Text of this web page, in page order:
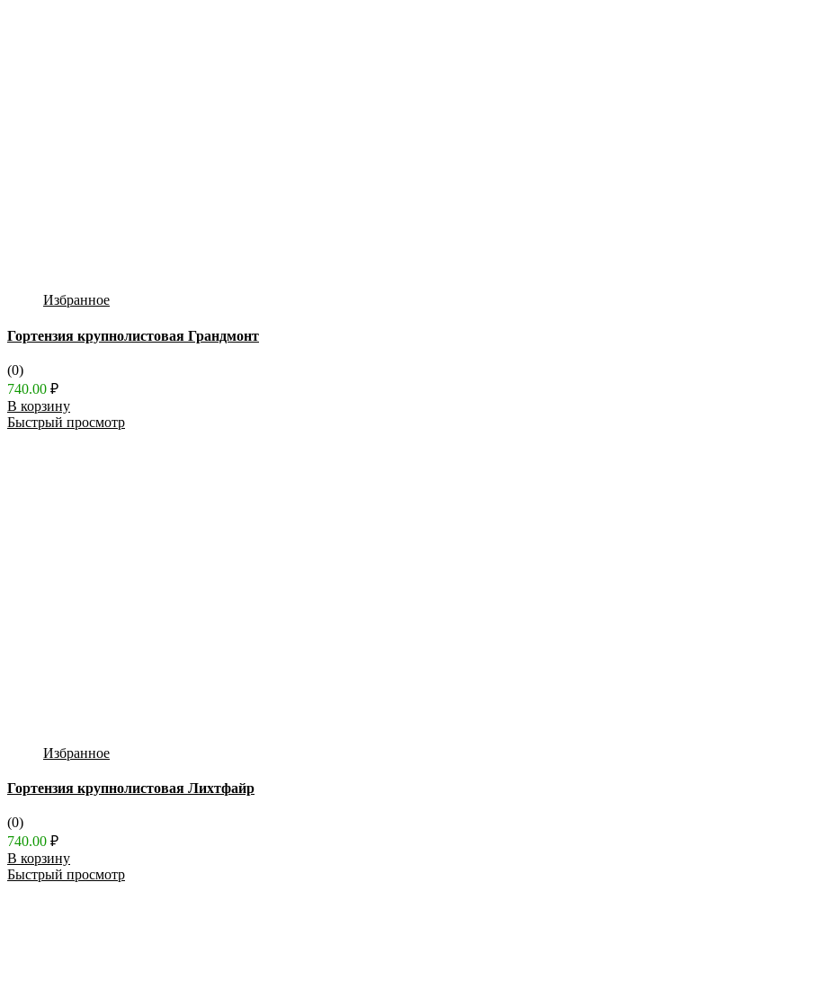
Избранное
Гортензия крупнолистовая Грандмонт
(0)
740.00 ₽
В корзину
Быстрый просмотр
Избранное
Гортензия крупнолистовая Лихтфайр
(0)
740.00 ₽
В корзину
Быстрый просмотр